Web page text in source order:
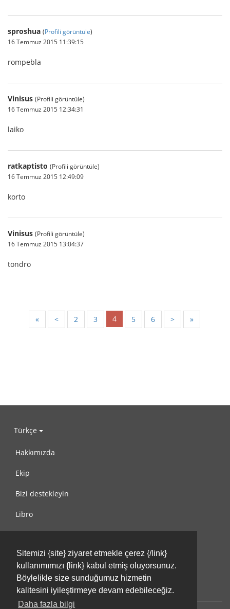
Sitemizi {site} ziyaret etmekle çerez {/link}
kullanımımızı {link} kabul etmiş oluyorsunuz.
Böylelikle size sunduğumuz hizmetin
kalitesini iyileştirmeye devam edebileceğiz.
Daha fazla bilgi
sproshua (Profili görüntüle)
16 Temmuz 2015 11:39:15
rompebla
Vinisus (Profili görüntüle)
16 Temmuz 2015 12:34:31
laiko
ratkaptisto (Profili görüntüle)
16 Temmuz 2015 12:49:09
korto
Vinisus (Profili görüntüle)
16 Temmuz 2015 13:04:37
tondro
« < 2 3 4 5 6 > »
Türkçe
Hakkımızda
Ekip
Bizi destekleyin
Libro
Kullanım Koşulları
Bize ulaşın